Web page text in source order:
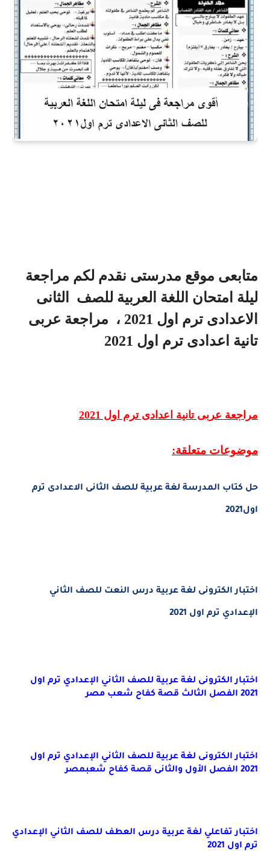
متابعى موقع مدرستى نقدم لكم مراجعة
ليلة امتحان اللغة العربية للصف الثانى
الاعدادى ترم اول 2021
، مراجعة عربى
تانية اعدادى ترم اول 2021
مراجعة عربى تانية اعدادى ترم اول 2021
موضوعات متعلقة:
حل كتاب المدرسة لغة عربية للصف الثانى الاعدادى ترم
اول2021
اختبار الكترونى لغة عربية درس النعت للصف الثاني
الإعدادي ترم اول 2021
اختبار الكترونى لغة عربية للصف الثاني الإعدادي ترم اول
2021 الفصل الثالث قصة كفاح شعب مصر
اختبار الكترونى لغة عربية للصف الثاني الإعدادي ترم اول
2021 الفصل الأول والثانى قصة كفاح شعبمصر
اختبار تفاعلي لغة عربية درس العطف للصف الثاني الإعدادي
ترم اول 2021